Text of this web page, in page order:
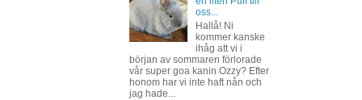
oss...
Hallå! Ni
kommer kanske
ihåg att vi i
början av sommaren förlorade
vår super goa kanin Ozzy? Efter
honom har vi inte haft nån och
jag hade...